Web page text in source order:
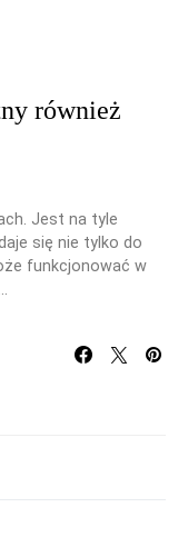
również
Jest na tyle
się nie tylko do
funkcjonować w